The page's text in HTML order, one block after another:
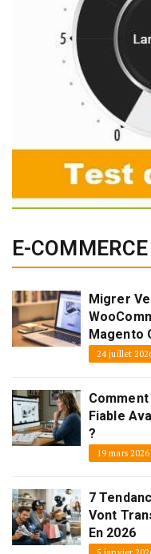
E-COMMERCE
Migrer
Magento
24 juillet
Fiable
?
19 mars 2026
7
Vont
En 2026